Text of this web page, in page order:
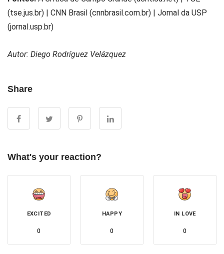
(tse.jus.br) | CNN Brasil (cnnbrasil.com.br) | Jornal da USP
(jornal.usp.br)
Autor: Diego Rodríguez Velázquez
Share
What's your reaction?
EXCITED
0
HAPPY
0
IN LOVE
0